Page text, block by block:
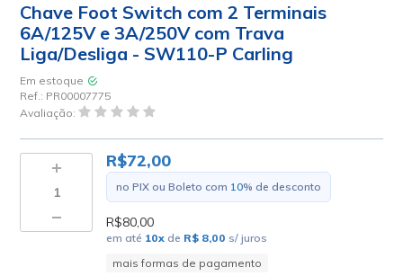
Chave Foot Switch com 2 Terminais
6A/125V e 3A/250V com Trava
Liga/Desliga - SW110-P Carling
Em estoque
Ref.: PR00007775
Avaliação:
R$72,00
no PIX ou Boleto com 10% de desconto
R$80,00
em até 10x de R$ 8,00 s/ juros
mais formas de pagamento